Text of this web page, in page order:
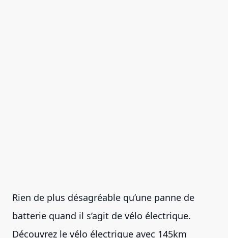
Rien de plus désagréable qu’une panne de
batterie quand il s’agit de vélo électrique.
Découvrez le vélo électrique avec 145km